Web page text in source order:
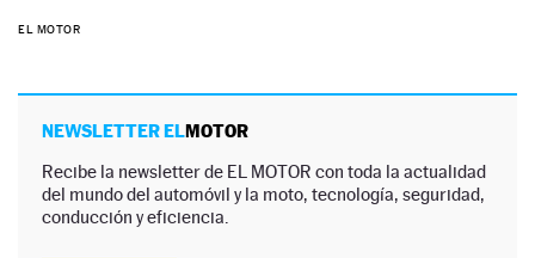
EL MOTOR
NEWSLETTER ELMOTOR
Recibe la newsletter de EL MOTOR con toda la actualidad
del mundo del automóvil y la moto, tecnología, seguridad,
conducción y eficiencia.